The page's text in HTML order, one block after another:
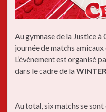
Au gymnase de la Justice à
journée de matchs amicaux
L’événement est organisé
dans le cadre de la
Au total, six matchs se